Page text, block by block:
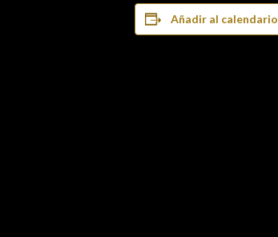
Añadir al calendario